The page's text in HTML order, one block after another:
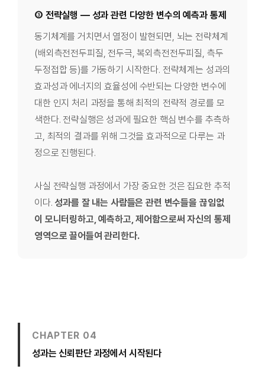
③ 전략실행 — 성과 관련 다양한 변수의 예측과 통제
동기체계를 거치면서 열정이 발현되면, 뇌는 전략체계
(배외측전전두피질, 전두극, 복외측전전두피질, 측두
두정접합 등)를 가동하기 시작한다. 전략체계는 성과의
효과성과 에너지의 효율성에 수반되는 다양한 변수에
대한 인지 처리 과정을 통해 최적의 전략적 경로를 모
색한다. 전략실행은 성과에 필요한 핵심 변수를 추측하
고, 최적의 결과를 위해 그것을 효과적으로 다루는 과
정으로 진행된다.
사실 전략실행 과정에서 가장 중요한 것은 집요한 추적
이다. 성과를 잘 내는 사람들은 관련 변수들을 끊임없
이 모니터링하고, 예측하고, 제어함으로써 자신의 통제
영역으로 끌어들여 관리한다.
CHAPTER 04
성과는 신뢰판단 과정에서 시작된다